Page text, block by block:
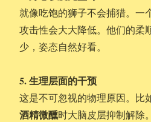
就像吃饱的狮子不会捕猎。一
攻击性会大大降低。他们的柔
少，姿态自然好看。
5. 生理层面的干预
这是不可忽视的物理原因。比
酒精微醺时大脑皮层抑制解除